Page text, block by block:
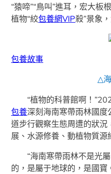
“猿啼”“鳥叫”進耳，宏大板
植物“絞包養網VIP殺”景象
包養故事
△
“植物的科普館啊！
包養深刻海南寒帶雨林國度
道步行觀察生態周遭的狀
展、水源修養、動植物質源
“海南寒帶雨林不是光
的，是屬于地球的，是國寶